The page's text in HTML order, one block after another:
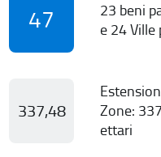
47
23 beni
e 24 Ville
337,48
Zone:
ettari